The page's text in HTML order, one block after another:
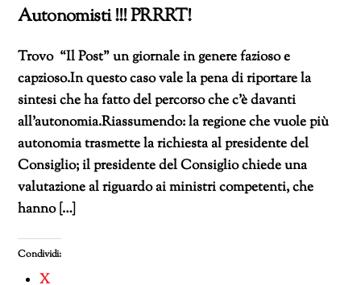
Autonomisti !!! PRRRT!
Trovo “Il Post” un giornale in genere fazioso e
capzioso.In questo caso vale la pena di riportare la
sintesi che ha fatto del percorso che c’è davanti
all’autonomia.Riassumendo: la regione che vuole più
autonomia trasmette la richiesta al presidente del
Consiglio; il presidente del Consiglio chiede una
valutazione al riguardo ai ministri competenti, che
hanno […]
Condividi:
X